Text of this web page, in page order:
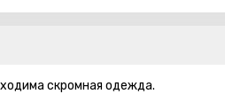
скромная одежда.